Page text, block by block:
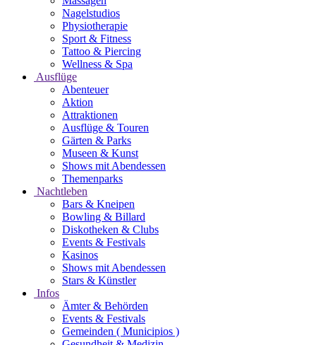
Nagelstudios
Physiotherapie
Sport & Fitness
Tattoo & Piercing
Wellness & Spa
Ausflüge
Abenteuer
Aktion
Attraktionen
Ausflüge & Touren
Gärten & Parks
Museen & Kunst
Shows mit Abendessen
Themenparks
Nachtleben
Bars & Kneipen
Bowling & Billard
Diskotheken & Clubs
Events & Festivals
Kasinos
Shows mit Abendessen
Stars & Künstler
Infos
Ämter & Behörden
Events & Festivals
Gemeinden ( Municipios )